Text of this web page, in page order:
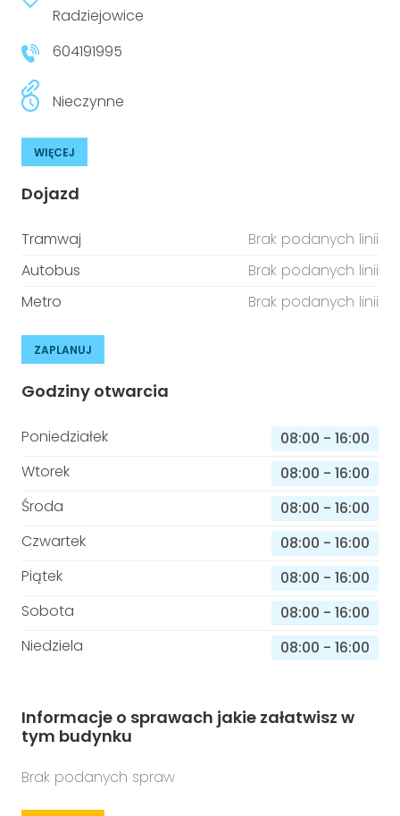
niepełnosprawnościami
Prawo
Prawa osób z niepełnosprawnościami
Aktualności
Urządzenia IoT
Radziejowice
604191995
Nieczynne
WIĘCEJ
Dojazd
Tramwaj
Brak podanych linii
Autobus
Brak podanych linii
Metro
Brak podanych linii
ZAPLANUJ
Godziny otwarcia
Poniedziałek 08:00 - 16:00
Wtorek
08:00 - 16:00
Środa
08:00 - 16:00
Czwartek
08:00 - 16:00
Piątek
08:00 - 16:00
Sobota
08:00 - 16:00
Niedziela
08:00 - 16:00
Informacje o sprawach jakie załatwisz w
tym budynku
Brak podanych spraw